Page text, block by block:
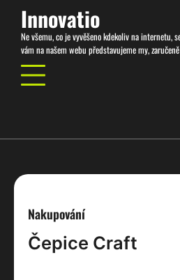
content
Innovatio
Ne všemu, co je vyvěšeno kdekoliv na internetu,
vám na našem webu představujeme my,
Nakupování
Čepice Craft